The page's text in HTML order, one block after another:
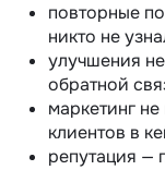
повторные
никто не
улучшения
обратной
маркетинг
клиентов в
репутация —